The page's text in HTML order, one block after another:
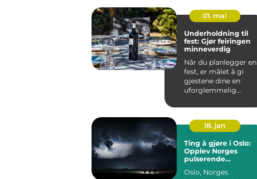
01. mai
Underholdning til
fest: Gjør feiringen
minneverdig
Når du planlegger en
fest, er målet å gi
gjestene dine en
uforglemmelig
18. jan
Ting å gjøre i Oslo:
Opplev Norges
pulserende
Oslo, Norges